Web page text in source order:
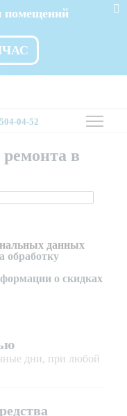
помещений
504-04-52
в
данных
обработку
о скидках
дни, при любой